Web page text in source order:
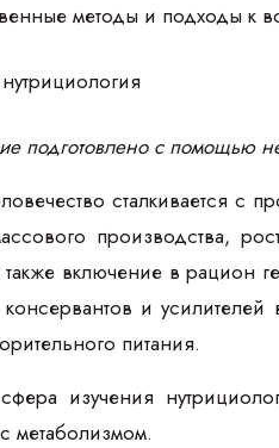
методы и подходы к
подготовлено с помощью
сталкивается с
производства,
также включение в рацион
и
питания.
изучения
метаболизмом.